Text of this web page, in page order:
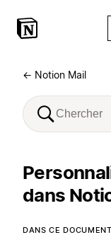
← Notion Mail
dans
DANS CE